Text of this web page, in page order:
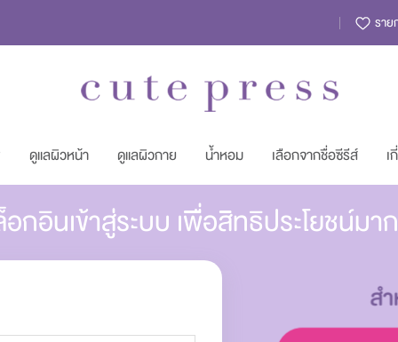
ราย
ดูแลผิวหน้า ดูแลผิวกาย น้ำหอม เลือกจากชื่อซีรีส์
อกอินเข้าสู่ระบบ เพื่อสิทธิประโยชน์ม